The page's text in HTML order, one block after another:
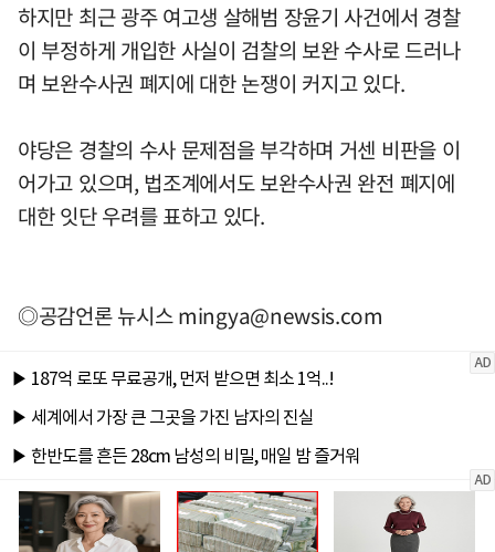
하지만 최근 광주 여고생 살해범 장윤기 사건에서 경찰
이 부정하게 개입한 사실이 검찰의 보완 수사로 드러나
며 보완수사권 폐지에 대한 논쟁이 커지고 있다.
야당은 경찰의 수사 문제점을 부각하며 거센 비판을 이
어가고 있으며, 법조계에서도 보완수사권 완전 폐지에
대한 잇단 우려를 표하고 있다.
◎공감언론 뉴시스mingya@newsis.com